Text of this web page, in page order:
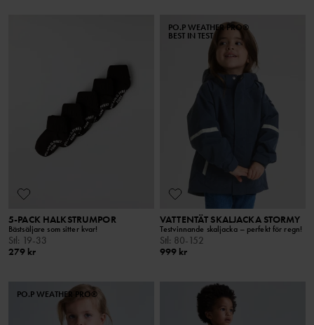
5-PACK HALKSTRUMPOR
Bästsäljare som sitter kvar!
Stl: 19-33
279 kr
PO.P WEATHER PRO®
BEST IN TEST
VATTENTÄT SKALJACKA STORMY
Testvinnande skaljacka – perfekt för regn!
Stl: 80-152
999 kr
PO.P WEATHER PRO®